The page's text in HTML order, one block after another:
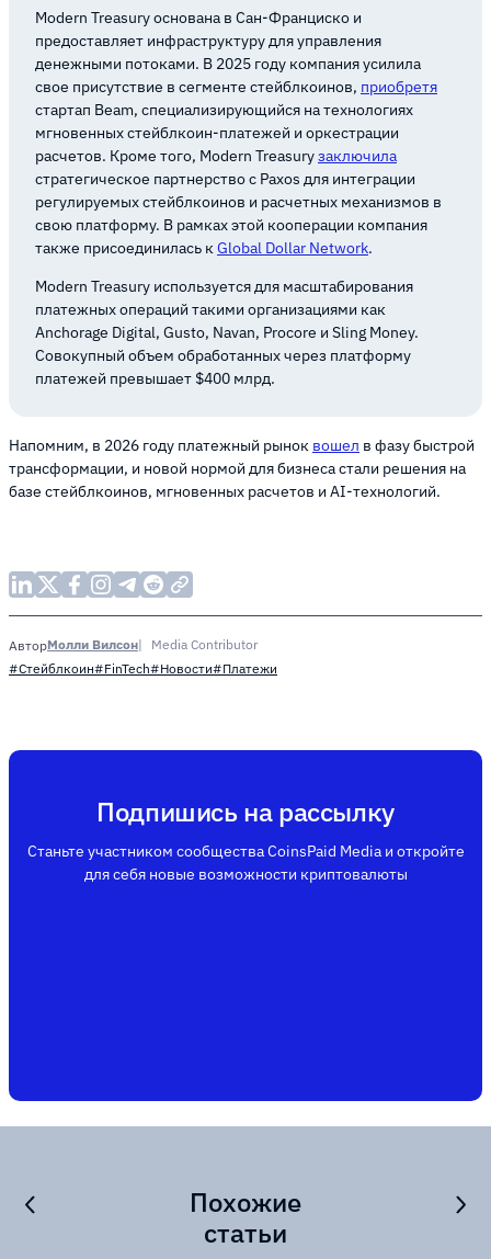
Modern Treasury основана в Сан-Франциско и
предоставляет инфраструктуру для управления
денежными потоками. В 2025 году компания усилила
свое присутствие в сегменте стейблкоинов, приобретя
стартап Beam, специализирующийся на технологиях
мгновенных стейблкоин-платежей и оркестрации
расчетов. Кроме того, Modern Treasuryзаключила
стратегическое партнерство с Paxos для интеграции
регулируемых стейблкоинов и расчетных механизмов в
свою платформу. В рамках этой кооперации компания
также присоединилась кGlobal Dollar Network.
Modern Treasury используется для масштабирования
платежных операций такими организациями как
Anchorage Digital, Gusto, Navan, Procore и Sling Money.
Совокупный объем обработанных через платформу
платежей превышает $400 млрд.
Напомним, в 2026 году платежный рынок вошел в фазу быстрой
трансформации, и новой нормой для бизнеса стали решения на
базе стейблкоинов, мгновенных расчетов и AI-технологий.
АвторМолли Вилсон
Media Contributor
#Стейблкоин#FinTech#Новости#Платежи
Подпишись на рассылку
Станьте участником сообщества CoinsPaid Media и откройте
для себя новые возможности криптовалюты
Похожие
статьи